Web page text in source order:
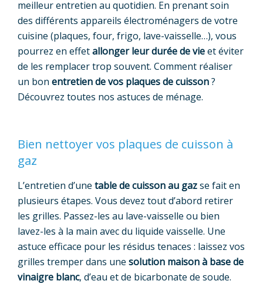
meilleur entretien au quotidien. En prenant soin
des différents appareils électroménagers de votre
cuisine (plaques, four, frigo, lave-vaisselle…), vous
pourrez en effetallonger leur durée de vieet éviter
de les remplacer trop souvent. Comment réaliser
un bon entretien de vos plaques de cuisson?
Découvrez toutes nos astuces de ménage.
Bien nettoyer vos plaques de cuisson à
gaz
L’entretien d’une table de cuisson au gazse fait en
plusieurs étapes. Vous devez tout d’abord retirer
les grilles. Passez-les au lave-vaisselle ou bien
lavez-les à la main avec du liquide vaisselle. Une
astuce efficace pour les résidus tenaces : laissez vos
grilles tremper dans une solution maison à base de
vinaigre blanc, d’eau et de bicarbonate de soude.